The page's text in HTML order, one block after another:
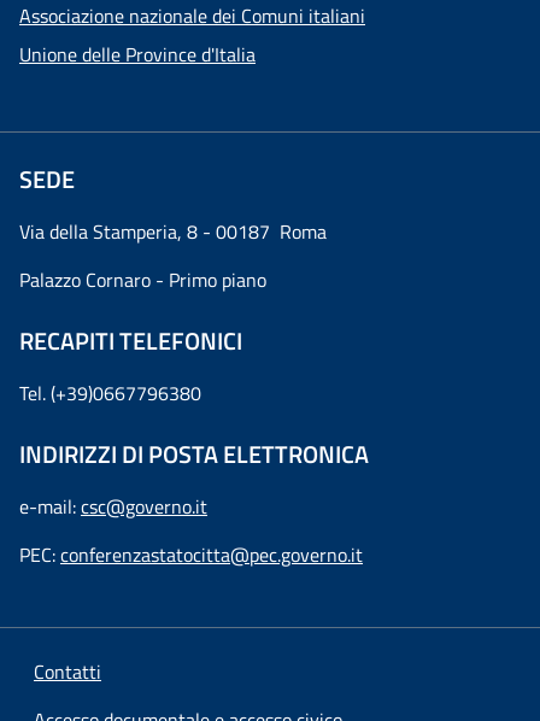
Associazione nazionale dei Comuni italiani
Unione delle Province d'Italia
SEDE
Via della Stamperia, 8 - 00187 Roma
Palazzo Cornaro - Primo piano
RECAPITI TELEFONICI
Tel. (+39)0667796380
INDIRIZZI DI POSTA ELETTRONICA
e-mail:csc@governo.it
PEC:conferenzastatocitta@pec.governo.it
Contatti